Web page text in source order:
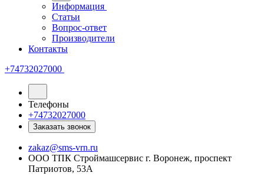
Информация
Статьи
Вопрос-ответ
Производители
Контакты
+74732027000
Телефоны
+74732027000
Заказать звонок
zakaz@sms-vrn.ru
ООО ТПК Строймашсервис г. Воронеж, проспект
Патриотов, 53А